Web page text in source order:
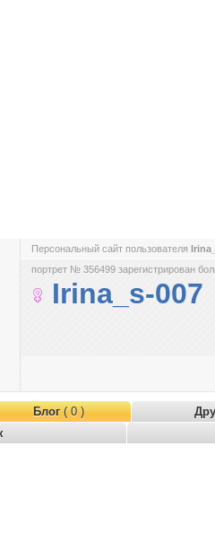
Персональный сайт пользователя
портрет № 356499 зарегистрирован
Irina_s-007
Блог( 0 )